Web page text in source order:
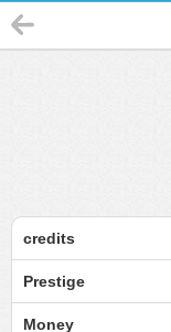
credits
Prestige
Money